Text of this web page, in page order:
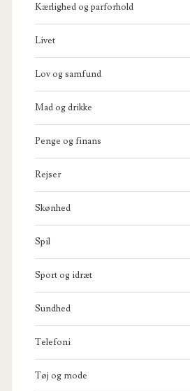
Kærlighed og parforhold
Livet
Lov og samfund
Mad og drikke
Penge og finans
Rejser
Skønhed
Spil
Sport og idræt
Sundhed
Telefoni
Tøj og mode